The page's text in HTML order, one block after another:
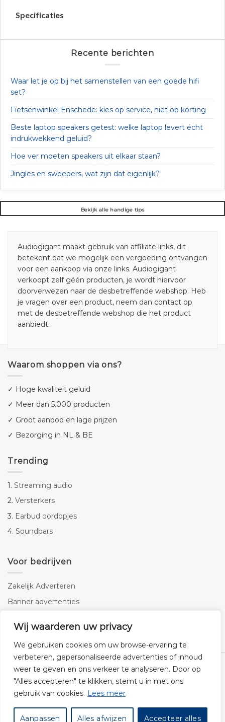
Wij waarderen uw privacy
We gebruiken cookies om uw browse-ervaring te
verbeteren, gepersonaliseerde advertenties of inhoud
weer te geven en ons verkeer te analyseren. Door op
"Alles accepteren" te klikken, stemt u in met ons
gebruik van cookies. Lees meer
Aanpassen Alles afwijzen Accepteer alles
Specificaties
Recente berichten
Waar let je op bij het samenstellen van een goede hifi
set?
Fietsenwinkel Enschede: kies op service, niet op korting
Beste laptop speakers getest: welke laptop levert écht
indrukwekkend geluid?
Hoe ver moeten speakers uit elkaar staan?
Jingles en sweepers, wat zijn dat eigenlijk?
Bekijk alle handige tips
Audiogigant maakt gebruik van affiliate links, dit
betekent dat we mogelijk een vergoeding ontvangen
voor een aankoop via onze links. Audiogigant
verkoopt zelf géén producten, je wordt hiervoor
doorverwezen naar de desbetreffende webshop. Heb
je vragen over een product, neem dan contact op
met de desbetreffende webshop die het product
aanbiedt.
Waarom shoppen via ons?
✓ Hoge kwaliteit geluid
✓ Meer dan 5.000 producten
✓ Groot aanbod en lage prijzen
✓ Bezorging in NL & BE
Trending
1. Streaming audio
2. Versterkers
3. Earbud oordopjes
4. Soundbars
Voor bedrijven
Zakelijk Adverteren
Banner advertenties
SEO copywriting